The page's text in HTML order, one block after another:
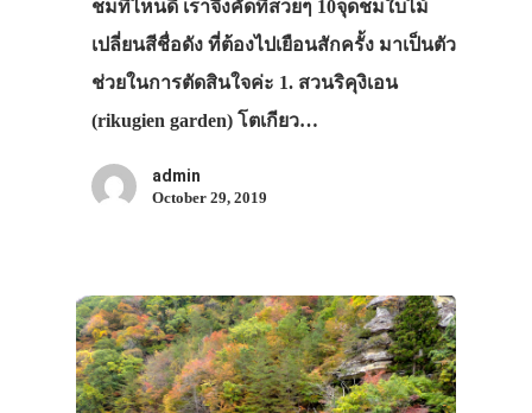
ชมที่ไหนดี เราจึงคัดที่สวยๆ 10จุดชมใบไม้
เปลี่ยนสีชื่อดัง ที่ต้องไปเยือนสักครั้ง มาเป็นตัว
ช่วยในการตัดสินใจค่ะ 1. สวนริคุงิเอน
(rikugien garden) โตเกียว…
admin
October 29, 2019